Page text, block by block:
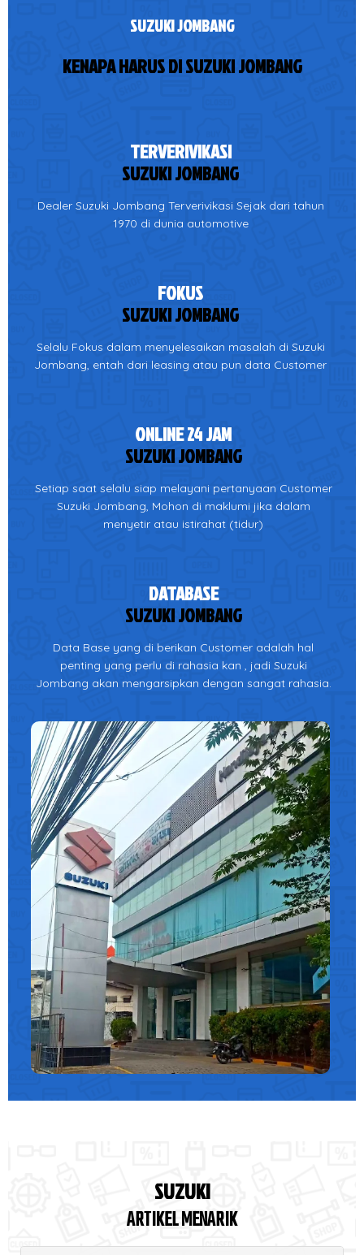
SUZUKI JOMBANG
KENAPA HARUS DI SUZUKI JOMBANG
TERVERIVIKASI
SUZUKI JOMBANG
Dealer Suzuki Jombang Terverivikasi Sejak dari tahun
1970 di dunia automotive
FOKUS
SUZUKI JOMBANG
Selalu Fokus dalam menyelesaikan masalah di Suzuki
Jombang, entah dari leasing atau pun data Customer
ONLINE 24 JAM
SUZUKI JOMBANG
Setiap saat selalu siap melayani pertanyaan Customer
Suzuki Jombang, Mohon di maklumi jika dalam
menyetir atau istirahat (tidur)
DATABASE
SUZUKI JOMBANG
Data Base yang di berikan Customer adalah hal
penting yang perlu di rahasia kan , jadi Suzuki
Jombang akan mengarsipkan dengan sangat rahasia.
SUZUKI
ARTIKEL MENARIK